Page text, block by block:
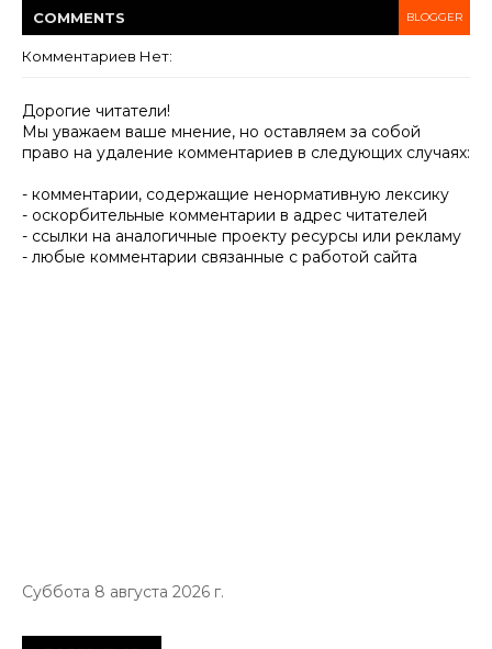
COMMENTS BLOGGER
Комментариев Нет:
Дорогие читатели!
Мы уважаем ваше мнение, но оставляем за собой
право на удаление комментариев в следующих случаях:
- комментарии, содержащие ненормативную лексику
- оскорбительные комментарии в адрес читателей
- ссылки на аналогичные проекту ресурсы или рекламу
- любые комментарии связанные с работой сайта
Суббота 8 августа 2026 г.